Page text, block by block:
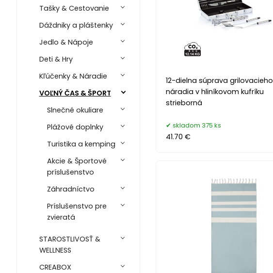
Tašky & Cestovanie
Dáždniky a pláštenky
Jedlo & Nápoje
Deti & Hry
Kľúčenky & Náradie
VOĽNÝ ČAS & ŠPORT
Slnečné okuliare
Plážové doplnky
Turistika a kemping
Akcie & Športové
príslušenstvo
Záhradníctvo
Príslušenstvo pre
zvieratá
STAROSTLIVOSŤ &
WELLNESS
CREABOX
12-dielna súprava grilovacieho
náradia v hliníkovom kufríku
strieborná
skladom 375 ks
41.70 €